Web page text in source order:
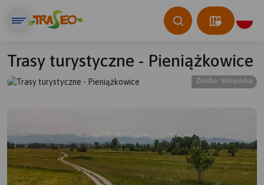
Trasy turystyczne - Pieniążkowice
Źródło: Wikipedia
© Traseo Map © OpenMapTiles © OpenStreetMap contributors